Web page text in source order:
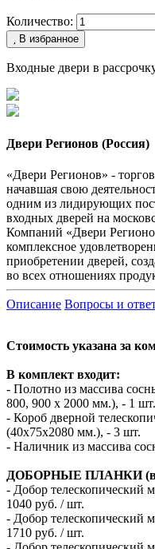
Количество:
В избранное
Входные двери в
Двери Регионов (Россия)
«Двери Регионов» -
начавшая свою
одним из лидирующих
входных дверей на
Компаний «Двери
комплексное
приобретении дверей,
во всех отношениях
Описание Вопросы и
Стоимость указана за
В комплект входит:
- Полотно из массива
800, 900 х 2000 мм.), - 1 шт.
- Короб дверной
(40х75х2080 мм.), - 3 шт.
- Наличник из массива
ДОБОРНЫЕ ПЛАНКИ (в
- Добор телескопический
1040 руб. / шт.
- Добор телескопический
1710 руб. / шт.